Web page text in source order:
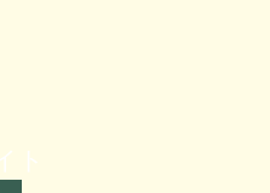
ト​